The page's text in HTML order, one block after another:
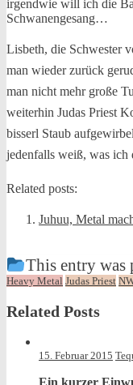
irgendwie will ich die
Schwanengesang…
Lisbeth, die Schwester
man wieder zurück
man nicht mehr große
weiterhin Judas Priest
bisserl Staub
jedenfalls weiß, was
Related posts:
Juhuu, Metal
This entry was
Heavy Metal Judas Priest
Related Posts
15. Februar 2015
Ein kurzer